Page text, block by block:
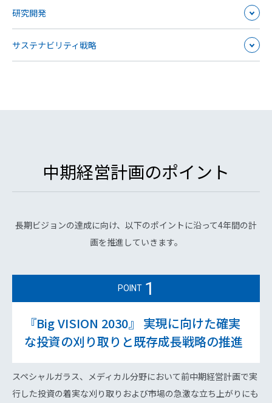
研究開発
サステナビリティ戦略
中期経営計画のポイント
長期ビジョンの達成に向け、以下のポイントに沿って4年間の計
画を推進していきます。
POINT 1
『Big VISION 2030』 実現に向けた確実
な投資の刈り取りと既存成長戦略の推進
スペシャルガラス、メディカル分野において前中期経営計画で実
行した投資の着実な刈り取りおよび市場の急激な立ち上がりにも